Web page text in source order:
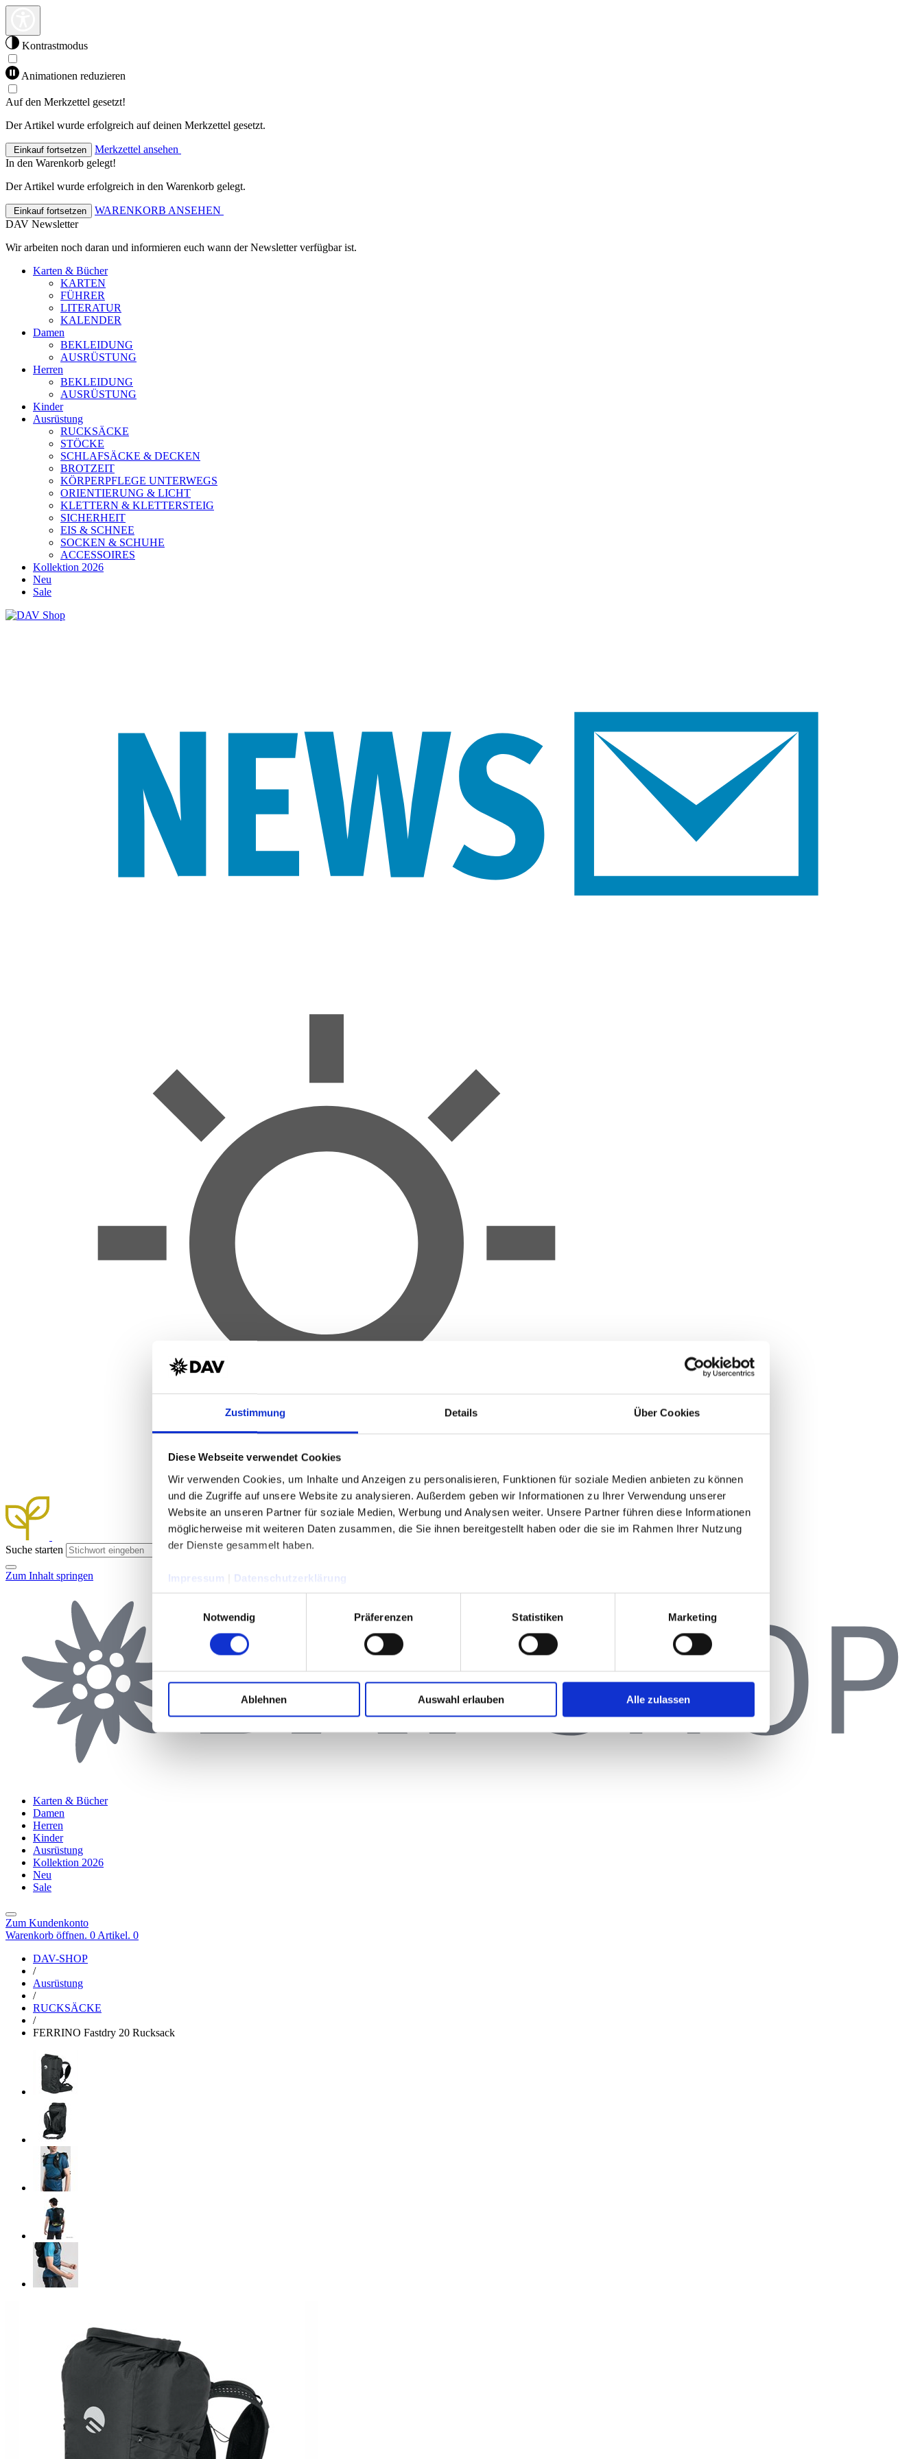
Zustimmung Details Über Cookies
Diese Webseite verwendet Cookies
Wir verwenden Cookies, um Inhalte und Anzeigen zu personalisieren, Funktionen für soziale Medien anbieten zu können
und die Zugriffe auf unsere Website zu analysieren. Außerdem geben wir Informationen zu Ihrer Verwendung unserer
Website an unseren Partner für soziale Medien, Werbung und Analysen weiter. Unsere Partner führen diese Informationen
möglicherweise mit weiteren Daten zusammen, die Sie ihnen bereitgestellt haben oder die sie im Rahmen Ihrer Nutzung
der Dienste gesammelt haben.
Impressum
Datenschutzerklärung
Notwendig
Präferenzen Statistiken Marketing
Ablehnen Auswahl erlauben Alle zulassen
Kontrastmodus
Animationen reduzieren
Auf den Merkzettel gesetzt!
Der Artikel wurde erfolgreich auf deinen Merkzettel gesetzt.
Einkauf fortsetzen
Merkzettel ansehen
In den Warenkorb gelegt!
Der Artikel wurde erfolgreich in den Warenkorb gelegt.
Einkauf fortsetzen
WARENKORB ANSEHEN
DAV Newsletter
Wir arbeiten noch daran und informieren euch wann der Newsletter verfügbar ist.
Karten & Bücher
KARTEN
FÜHRER
LITERATUR
KALENDER
Damen
BEKLEIDUNG
AUSRÜSTUNG
Herren
BEKLEIDUNG
AUSRÜSTUNG
Kinder
Ausrüstung
RUCKSÄCKE
STÖCKE
SCHLAFSÄCKE & DECKEN
BROTZEIT
KÖRPERPFLEGE UNTERWEGS
ORIENTIERUNG & LICHT
KLETTERN & KLETTERSTEIG
SICHERHEIT
EIS & SCHNEE
SOCKEN & SCHUHE
ACCESSOIRES
Kollektion 2026
Neu
Sale
Suche starten
Zum Inhalt springen
Karten & Bücher
Damen
Herren
Kinder
Ausrüstung
Kollektion 2026
Neu
Sale
Zum Kundenkonto
Warenkorb öffnen. 0 Artikel. 0
DAV-SHOP
/
Ausrüstung
/
RUCKSÄCKE
/
FERRINO Fastdry 20 Rucksack